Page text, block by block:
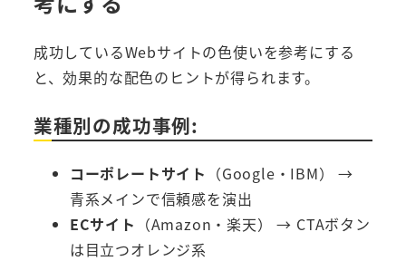
成功しているWebサイトの色使いを参考にする
と、効果的な配色のヒントが得られます。
業種別の成功事例:
コーポレートサイト （Google・IBM） →
青系メインで信頼感を演出
ECサイト （Amazon・楽天） → CTAボタン
は目立つオレンジ系